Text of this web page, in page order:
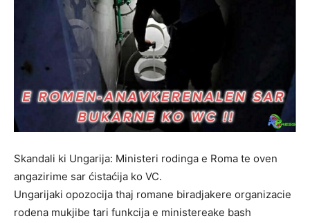
Skandali ki Ungarija: Ministeri rodinga e Roma te oven
angazirime sar ćistaćija ko VC.
Ungarijaki opozocija thaj romane biradjakere organizacie
rodena mukjibe tari funkcija e ministereake bash